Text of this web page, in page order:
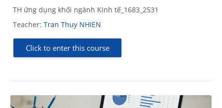
TH ứng dụng khối ngành Kinh tế_1683_2531
Teacher: Tran Thuy NHIEN
Click to enter this course